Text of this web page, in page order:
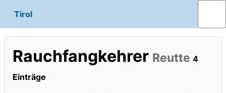
Tirol
Rauchfangkehrer Reutte 4
Einträge